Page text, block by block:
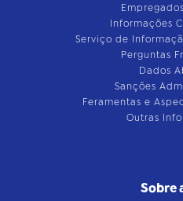
Informações
Serviço de
Perguntas
Dados
Sanções
Feramentas e
Outras
Sobre